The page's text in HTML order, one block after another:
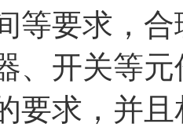
等要求，
、开关等
要求，并